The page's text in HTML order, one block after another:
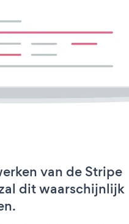
van de Stripe
dit waarschijnlijk